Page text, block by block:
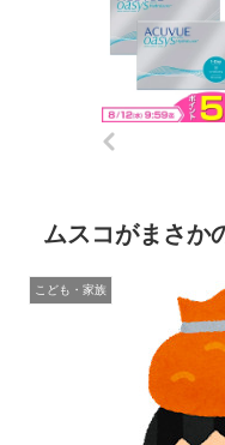
ムスコがまさか
こども・家族